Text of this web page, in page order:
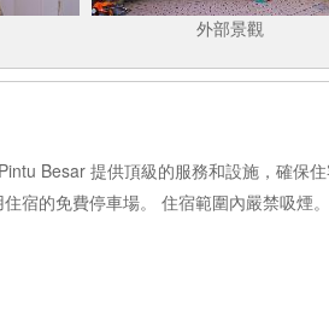
外部景觀
Besar 提供頂級的服務和設施，確保
宿的免費停車場。 住宿範圍內嚴禁吸煙。